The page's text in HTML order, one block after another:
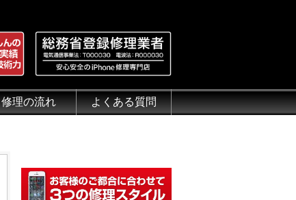
修理の流れ よくある質問